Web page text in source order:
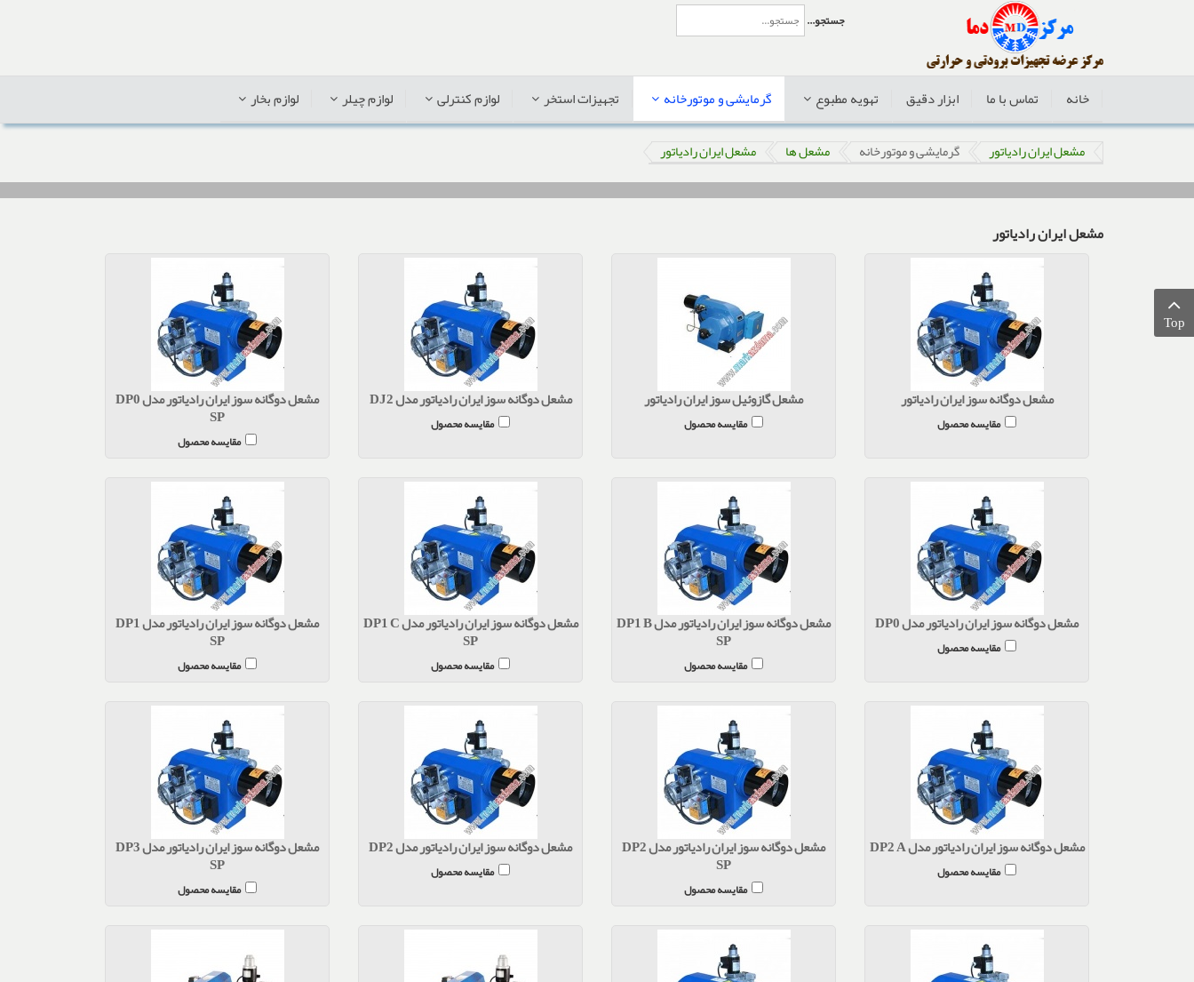
جستجو...
خانه تماس با ما ابزار دقیق تهویه مطبوع گرمایشی و موتورخانه تجهیزات استخر لوازم کنترلی لوازم چیلر لوازم بخار
مشعل ایران رادیاتور گرمایشی و موتورخانه مشعل ها مشعل ایران رادیاتور
مشعل ایران رادیاتور
مشعل دوگانه سوز ایران رادیاتور
مقایسه محصول
مشعل گازوئیل سوز ایران رادیاتور
مقایسه محصول
مشعل دوگانه سوز ایران رادیاتور مدل DJ2
مقایسه محصول
مشعل دوگانه سوز ایران رادیاتور مدل DP0
SP
مقایسه محصول
مشعل دوگانه سوز ایران رادیاتور مدل DP0
مقایسه محصول
مشعل دوگانه سوز ایران رادیاتور مدل DP1 B
SP
مقایسه محصول
مشعل دوگانه سوز ایران رادیاتور مدل DP1 C
SP
مقایسه محصول
مشعل دوگانه سوز ایران رادیاتور مدل DP1
SP
مقایسه محصول
مشعل دوگانه سوز ایران رادیاتور مدل DP2 A
مقایسه محصول
مشعل دوگانه سوز ایران رادیاتور مدل DP2
SP
مقایسه محصول
مشعل دوگانه سوز ایران رادیاتور مدل DP2
مقایسه محصول
مشعل دوگانه سوز ایران رادیاتور مدل DP3
SP
مقایسه محصول
Top